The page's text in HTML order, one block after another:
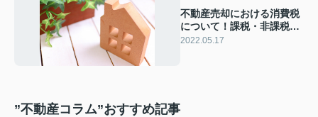
不動産売却における消費税
について！課税・非課税の
ケースと注意点を解説
2022.05.17
”不動産コラム”おすすめ記事